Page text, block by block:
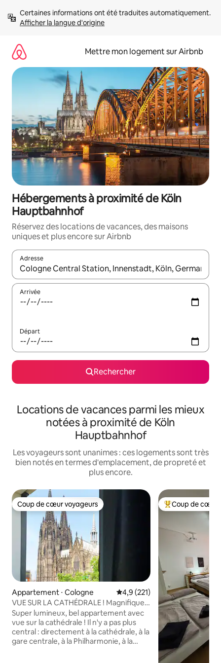
directement
Afficher la langue d'origine
Mettre mon logement sur Airbnb
Hébergements à proximité de Köln
Hauptbahnhof
Réservez des locations de vacances, des maisons
uniques et plus encore sur Airbnb
Adresse
Lorsque les résultats s'affichent, utilisez les flèches vers le
Arrivée
Départ
Rechercher
Locations de vacances parmi les mieux
notées à proximité de Köln
Hauptbahnhof
Les voyageurs sont unanimes : ces logements sont très
bien notés en termes d'emplacement, de propreté et
plus encore.
Coup de cœur voyageurs
Coup de cœur voyageurs
Appartement ⋅ Cologne Évaluation moyenne sur la
4,9 (221)
VUE SUR LA CATHÉDRALE ! Magnifique
appartement super central
Super lumineux, bel appartement avec
vue sur la cathédrale ! Il n'y a pas plus
central : directement à la cathédrale, à la
gare centrale, à la Philharmonie, à la
Coups de cœur
Coup de cœur